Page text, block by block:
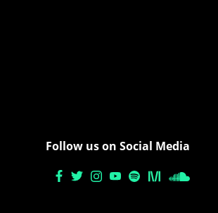
Follow us on Social Media